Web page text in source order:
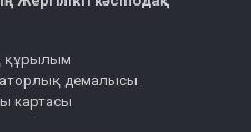
құрылым
демалысы
картасы